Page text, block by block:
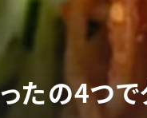
たの4つ